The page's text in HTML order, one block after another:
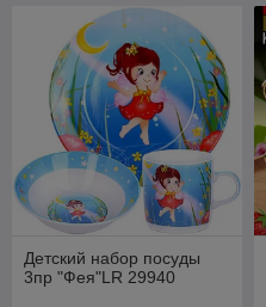
Детский набор посуды
3пр "Фея"LR 29940